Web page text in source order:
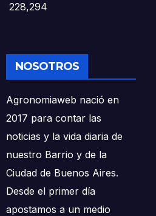
228,294
NOSOTROS
Agronomiaweb nació en
2017 para contar las
noticias y la vida diaria de
nuestro Barrio y de la
Ciudad de Buenos Aires.
Desde el primer día
apostamos a un medio